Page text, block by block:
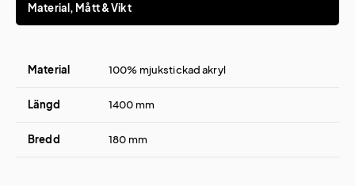
Material, Mått & Vikt
Material 100% mjukstickad akryl
Längd 1400 mm
Bredd 180 mm